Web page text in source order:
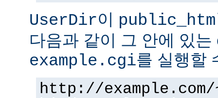
UserDir이
다음과 같이 그 안에 있
example.cgi를 실행할
http://